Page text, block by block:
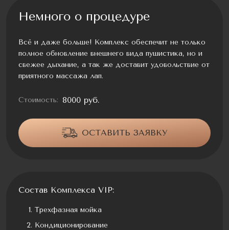
Немного о процедуре
Всё и даже больше! Комплекс обеспечит не только
полное обновление внешнего вида пушистика, но и
свежее дыхание, а так же доставит удовольствие от
приятного массажа лап.
Стоимость: 8000 руб.
ОСТАВИТЬ ЗАЯВКУ
Состав Комплекса VIP:
Трехфазная мойка
Кондиционирование